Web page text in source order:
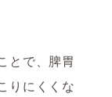
とで、脾胃
りにくくな